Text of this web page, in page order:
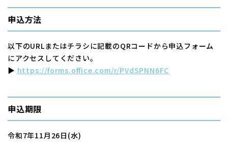
申込方法
以下のURLまたはチラシに記載のQRコードから申込フォーム
にアクセスしてください。
▶ https://forms.office.com/r/PVdSPNN6FC
申込期限
令和7年11月26日(水)